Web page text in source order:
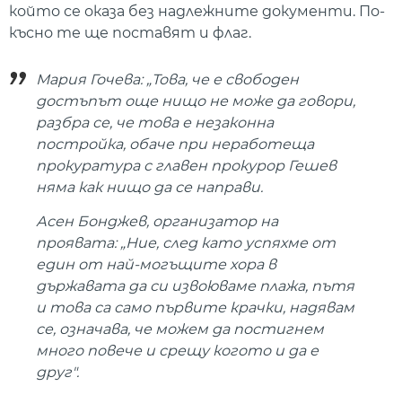
който се оказа без надлежните документи. По-
късно те ще поставят и флаг.
Мария Гочева: „Това, че е свободен
достъпът още нищо не може да говори,
разбра се, че това е незаконна
постройка, обаче при неработеща
прокуратура с главен прокурор Гешев
няма как нищо да се направи.
Асен Бонджев, организатор на
проявата: „Ние, след като успяхме от
един от най-могъщите хора в
държавата да си извоюваме плажа, пътя
и това са само първите крачки, надявам
се, означава, че можем да постигнем
много повече и срещу когото и да е
друг".